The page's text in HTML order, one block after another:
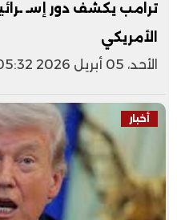
ترامب يكشف دور إسـ
الأمريكي
الأحد، 05 أبريل 2026 05:32 م
أخبار